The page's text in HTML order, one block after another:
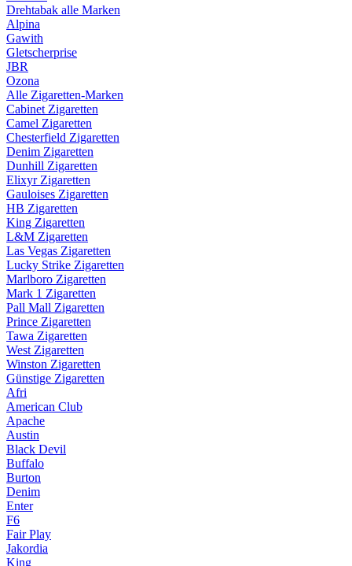
Drehtabak alle Marken
Alpina
Gawith
Gletscherprise
JBR
Ozona
Alle Zigaretten-Marken
Cabinet Zigaretten
Camel Zigaretten
Chesterfield Zigaretten
Denim Zigaretten
Dunhill Zigaretten
Elixyr Zigaretten
Gauloises Zigaretten
HB Zigaretten
King Zigaretten
L&M Zigaretten
Las Vegas Zigaretten
Lucky Strike Zigaretten
Marlboro Zigaretten
Mark 1 Zigaretten
Pall Mall Zigaretten
Prince Zigaretten
Tawa Zigaretten
West Zigaretten
Winston Zigaretten
Günstige Zigaretten
Afri
American Club
Apache
Austin
Black Devil
Buffalo
Burton
Denim
Enter
F6
Fair Play
Jakordia
King